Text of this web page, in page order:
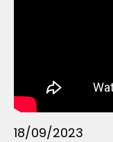
18/09/2023